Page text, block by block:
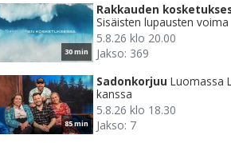
30 min
Rakkauden
Sisäisten lupausten voima
5.8.26 klo 20.00
Jakso: 369
85 min
Sadonkorjuu Luomassa
kanssa
5.8.26 klo 18.30
Jakso: 7